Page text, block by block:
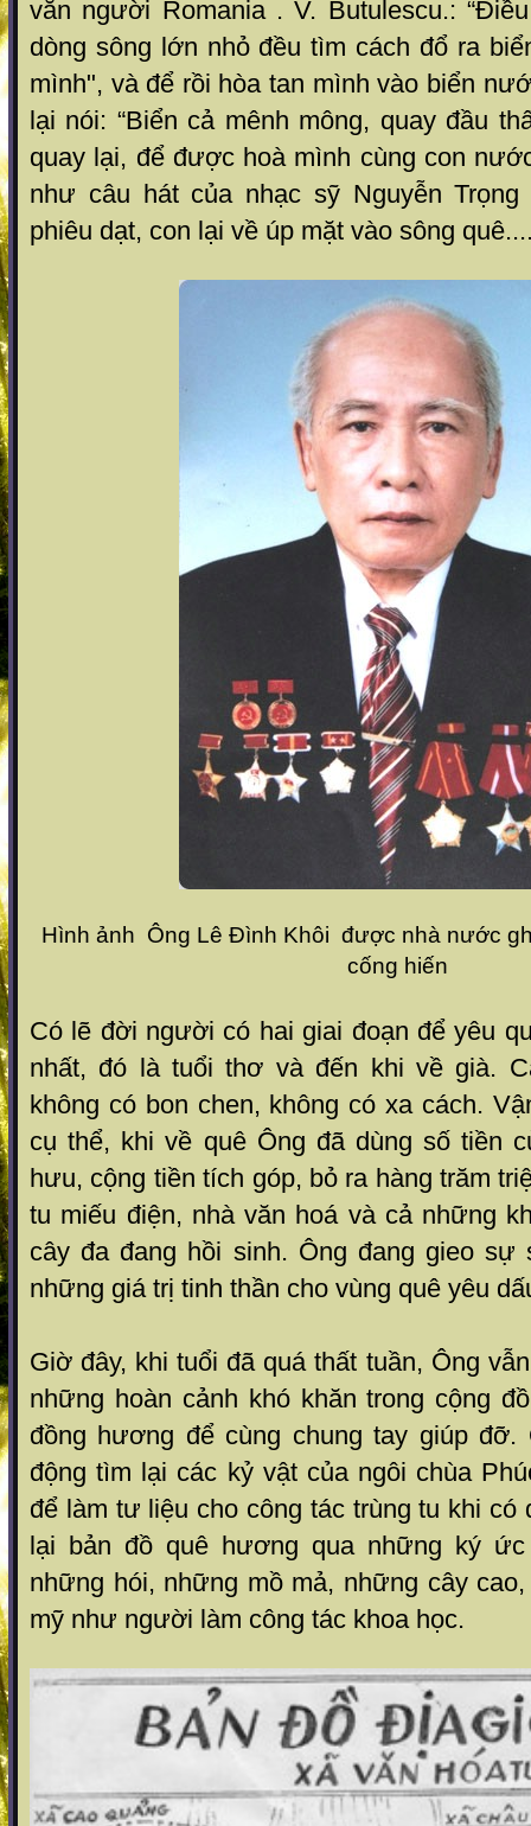
văn người Romania . V. Butulescu.:
dòng sông lớn nhỏ đều tìm cách đổ ra
mình", và để rồi hòa tan mình vào biển
lại nói: “Biển cả mênh mông, quay đầu
quay lại, để được hoà mình cùng con
như câu hát của nhạc sỹ Nguyễn
phiêu dạt, con lại về úp mặt vào sông
Hình ảnh Ông Lê Đình Khôi được nhà nước
cống hiến
Có lẽ đời người có hai giai đoạn để yêu
nhất, đó là tuổi thơ và đến khi về già.
không có bon chen, không có xa cách.
cụ thể, khi về quê Ông đã dùng số tiền
hưu, cộng tiền tích góp, bỏ ra hàng trăm
tu miếu điện, nhà văn hoá và cả những
cây đa đang hồi sinh. Ông đang gieo sự
những giá trị tinh thần cho vùng quê yêu
Giờ đây, khi tuổi đã quá thất tuần, Ông
những hoàn cảnh khó khăn trong cộng
đồng hương để cùng chung tay giúp đỡ.
động tìm lại các kỷ vật của ngôi chùa
để làm tư liệu cho công tác trùng tu khi có
lại bản đồ quê hương qua những ký
những hói, những mồ mả, những cây
mỹ như người làm công tác khoa học.